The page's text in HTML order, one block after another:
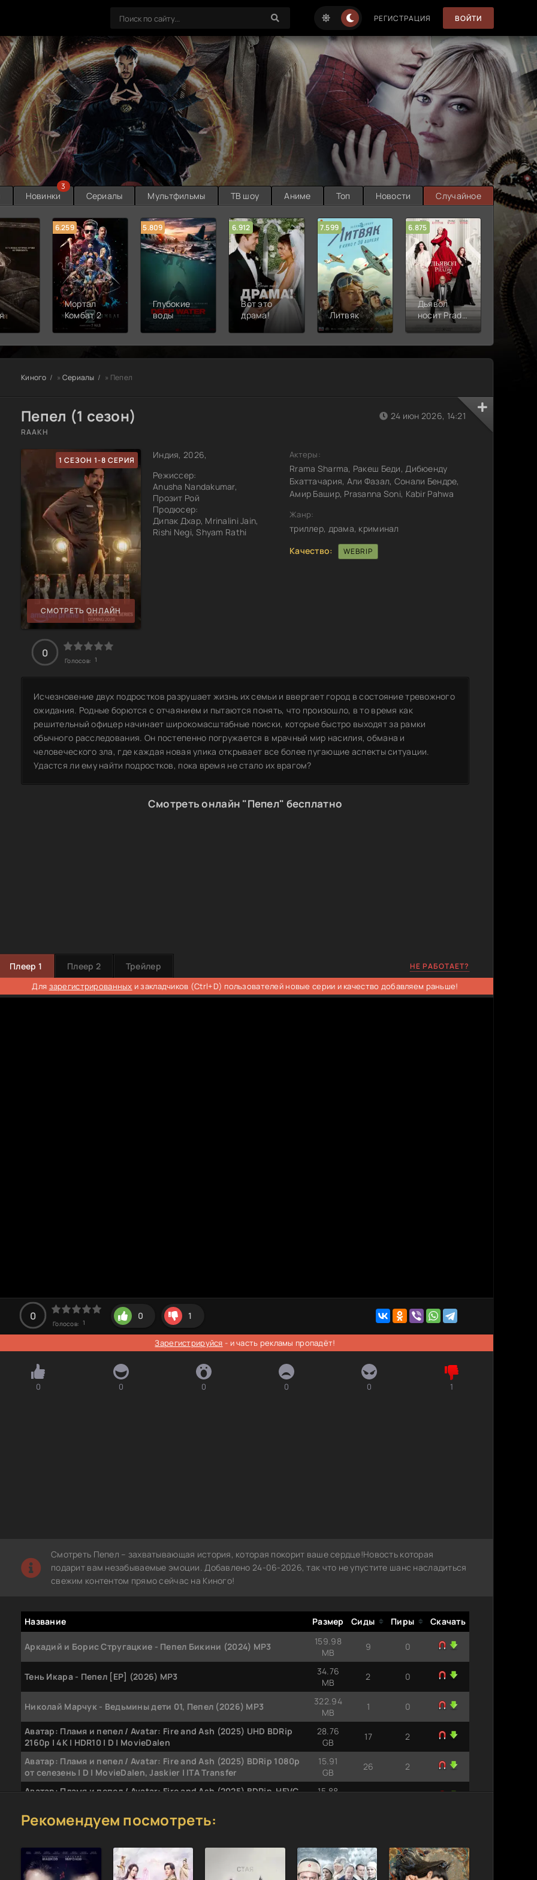
РЕГИСТРАЦИЯ ВОЙТИ
Новинки
3
Сериалы Мультфильмы ТВ шоу Аниме Топ Новости Случайное
6.259
Мортал
Комбат 2
5.809
Глубокие
воды
6.912
Вот это
драма!
7.599
Литвяк
6.875
Дьявол
носит Prada
2
6.314
Киного » Сериалы » Пепел
Пепел (1 сезон)
RAAKH
1 СЕЗОН 1-8 СЕРИЯ
СМОТРЕТЬ ОНЛАЙН
Индия, 2026,
Режиссер:
Anusha Nandakumar,
Прозит Рой
Продюсер:
Дипак Дхар, Mrinalini Jain,
Rishi Negi, Shyam Rathi
24 июн 2026, 14:21
Актеры:
Rrama Sharma, Ракеш Беди, Дибюенду
Бхаттачария, Али Фазал, Сонали Бендре,
Амир Башир, Prasanna Soni, Kabir Pahwa
Жанр:
триллер, драма, криминал
Качество:
WEBRIP
0
Голосов: 1
Исчезновение двух подростков разрушает жизнь их семьи и ввергает город в состояние тревожного
ожидания. Родные борются с отчаянием и пытаются понять, что произошло, в то время как
решительный офицер начинает широкомасштабные поиски, которые быстро выходят за рамки
обычного расследования. Он постепенно погружается в мрачный мир насилия, обмана и
человеческого зла, где каждая новая улика открывает все более пугающие аспекты ситуации.
Удастся ли ему найти подростков, пока время не стало их врагом?
Смотреть онлайн "Пепел" бесплатно
Плеер 1 Плеер 2 Трейлер НЕ РАБОТАЕТ?
Для зарегистрированных и закладчиков (Ctrl+D) пользователей новые серии и качество добавляем раньше!
0
Голосов: 1
0 1
Зарегистрируйся - и часть рекламы пропадёт!
0 0 0 0 0 1
Смотреть Пепел – захватывающая история, которая покорит ваше сердце!Новость которая
подарит вам незабываемые эмоции. Добавлено 24-06-2026, так что не упустите шанс насладиться
свежим контентом прямо сейчас на Киного!
Название Размер Сиды Пиры Скачать
Аркадий и Борис Стругацкие - Пепел Бикини (2024) МР3
159.98
MB
9 0
Тень Икара - Пепел [EP] (2026) MP3
34.76
MB
2 0
Николай Марчук - Ведьмины дети 01, Пепел (2026) MP3
322.94
MB
1 0
Аватар: Пламя и пепел / Avatar: Fire and Ash (2025) UHD BDRip
2160p | 4K | HDR10 | D | MovieDalen
28.76
GB
17 2
Аватар: Пламя и пепел / Avatar: Fire and Ash (2025) BDRip 1080p
от селезень | D | MovieDalen, Jaskier | ITA Transfer
15.91
GB
26 2
Аватар: Пламя и пепел / Avatar: Fire and Ash (2025) BDRip-HEVC
15.88
Аватар: Пламя и пепел / Avatar: Fire and Ash (2025) BDRemux
1080p | 3D-Video | D | MovieDalen
Аватар: Пламя и пепел / Avatar: Fire and Ash (2025) BDRip 1080p |
3D-Video | Half OverUnder | D | MovieDalen
29.92
GB
16 0
Рекомендуем посмотреть: